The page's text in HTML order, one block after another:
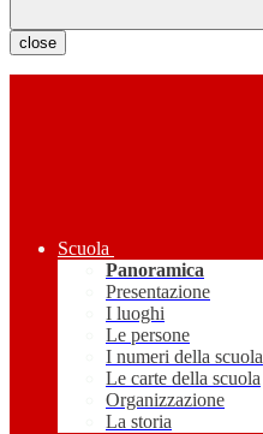
close
Scuola
Panoramica
Presentazione
I luoghi
Le persone
I numeri della scuola
Le carte della scuola
Organizzazione
La storia